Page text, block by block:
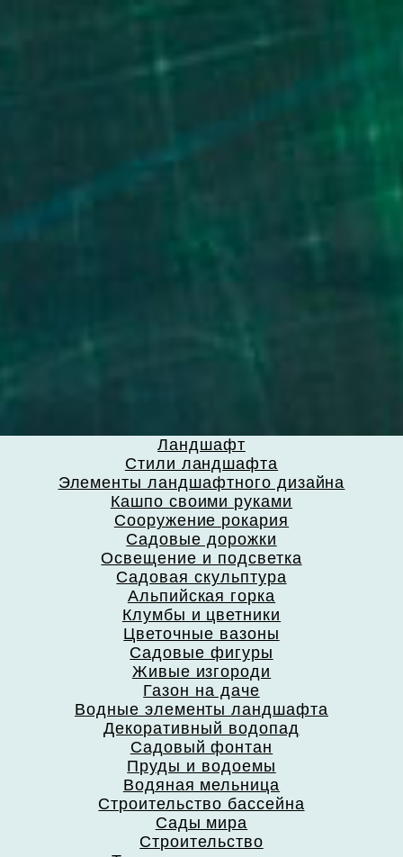
Ландшафт
Стили ландшафта
Элементы ландшафтного дизайна
Кашпо своими руками
Сооружение рокария
Садовые дорожки
Освещение и подсветка
Садовая скульптура
Альпийская горка
Клумбы и цветники
Цветочные вазоны
Садовые фигуры
Живые изгороди
Газон на даче
Водные элементы ландшафта
Декоративный водопад
Садовый фонтан
Пруды и водоемы
Водяная мельница
Строительство бассейна
Сады мира
Строительство